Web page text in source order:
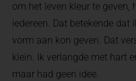
om het leven kleur te geven,
iedereen. Dat betekende dat
vorm aan kon geven. Dat
klein. Ik verlangde met hart
maar had geen idee.